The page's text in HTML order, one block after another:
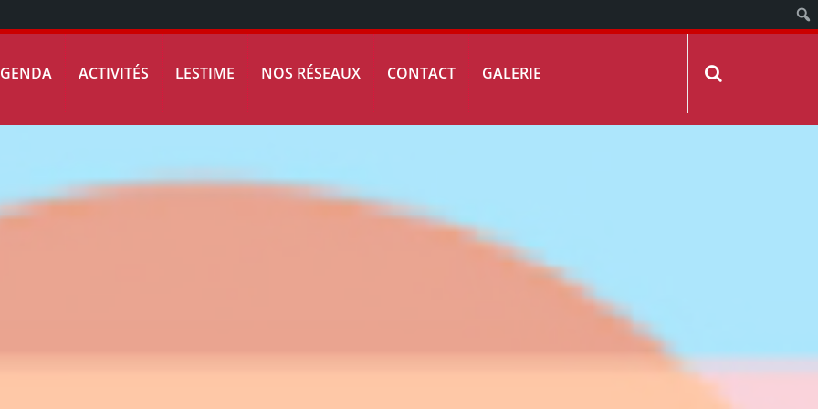
ACTIVITÉS LESTIME NOS RÉSEAUX CONTACT GALERIE